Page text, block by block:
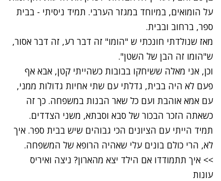
על הומואים, במיוחד במגזר הערבי. תמיד ניסיתי - בבית
ספר, ברחוב ובבית.
מאז שנולדתי חונכתי ש "הומו" זה דבר רע, זה דבר אסור,
ש"הומו זה הבן של השטן".
וכן, אני מאלה ששיחקו בבובות כשהייתי קטן, אבא אף
פעם לא היה בבית, גדלתי עם שתי אחיות גדולות ממני,
עם אמא אוהבת ועם כל שאר הבנות במשפחה. כך זה
כשאתה הזכר הבכור של סבא וסבתא, משני הצדדים.
תמיד הייתי עם הציונים הכי גבוהים שיש בבית ספר. איך
לא, הרי כולם בונים עלי שאהיה הרופא של המשפחה.
>> איך תתמודדו אם הילד יצא מהארון? ניצה ואיריס
עונות